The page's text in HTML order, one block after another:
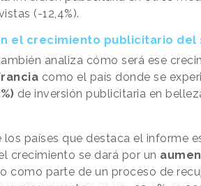
(-12,4%).
el crecimiento publicitario del
analiza cómo será ese
como el país donde se
de inversión publicitaria en
países que destaca el informe
crecimiento se dará por un
como parte de un proceso de